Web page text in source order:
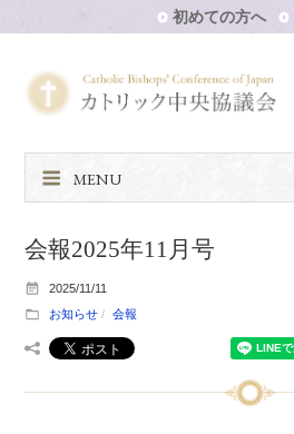
初めての方へ
MENU
会報2025年11月号
2025/11/11
お知らせ
会報